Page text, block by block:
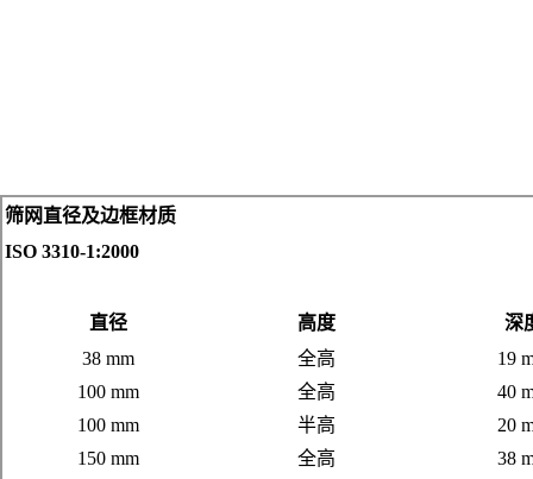
筛网直径及边框材质
ISO 3310-1:2000
直径 高度
深
38 mm
100 mm
100 mm
150 mm
全高
全高
半高
全高
19
40
20
38